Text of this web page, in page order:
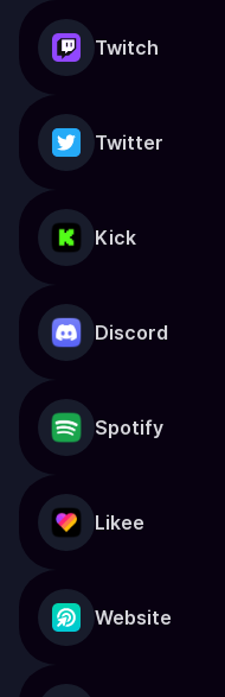
Twitch
Twitter
Kick
Discord
Spotify
Likee
Website